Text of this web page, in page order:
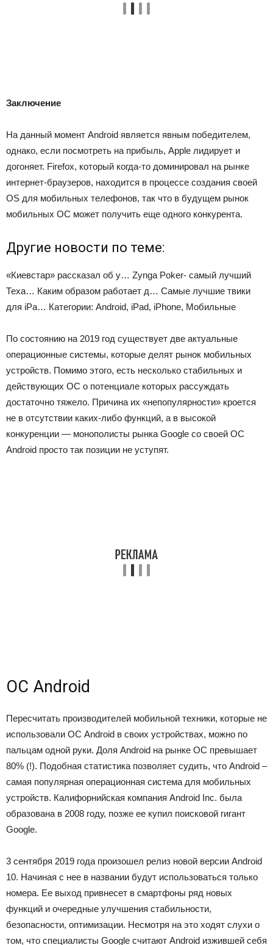
Заключение
На данный момент Android является явным победителем,
однако, если посмотреть на прибыль, Apple лидирует и
догоняет. Firefox, который когда-то доминировал на рынке
интернет-браузеров, находится в процессе создания своей
OS для мобильных телефонов, так что в будущем рынок
мобильных ОС может получить еще одного конкурента.
Другие новости по теме:
«Киевстар» рассказал об у… Zynga Poker- самый лучший
Теха… Каким образом работает д… Самые лучшие твики
для iPa… Категории: Android, iPad, iPhone, Мобильные
По состоянию на 2019 год существует две актуальные
операционные системы, которые делят рынок мобильных
устройств. Помимо этого, есть несколько стабильных и
действующих ОС о потенциале которых рассуждать
достаточно тяжело. Причина их «непопулярности» кроется
не в отсутствии каких-либо функций, а в высокой
конкуренции — монополисты рынка Google со своей ОС
Android просто так позиции не уступят.
ОС Android
Пересчитать производителей мобильной техники, которые не
использовали ОС Android в своих устройствах, можно по
пальцам одной руки. Доля Android на рынке ОС превышает
80% (!). Подобная статистика позволяет судить, что Android –
самая популярная операционная система для мобильных
устройств. Калифорнийская компания Android Inc. была
образована в 2008 году, позже ее купил поисковой гигант
Google.
3 сентября 2019 года произошел релиз новой версии Android
10. Начиная с нее в названии будут использоваться только
номера. Ее выход привнесет в смартфоны ряд новых
функций и очередные улучшения стабильности,
безопасности, оптимизации. Несмотря на это ходят слухи о
том, что специалисты Google считают Android изжившей себя